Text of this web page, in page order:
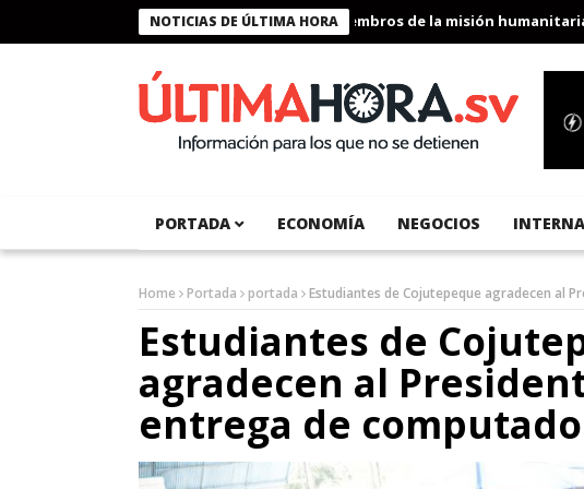
NOTICIAS DE ÚLTIMA HORA
Presidente Bukele condecora a miembros de la misión humanitaria
PORTADA ECONOMÍA NEGOCIOS
Home Portada portada Estudiantes de Cojutepeque agradecen al
Estudiantes de
agradecen al
entrega de